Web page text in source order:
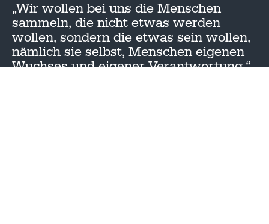
„Wir wollen bei uns die Menschen
sammeln, die nicht etwas werden
wollen, sondern die etwas sein wollen,
nämlich sie selbst, Menschen eigenen
Wuchses und eigener Verantwortung.“